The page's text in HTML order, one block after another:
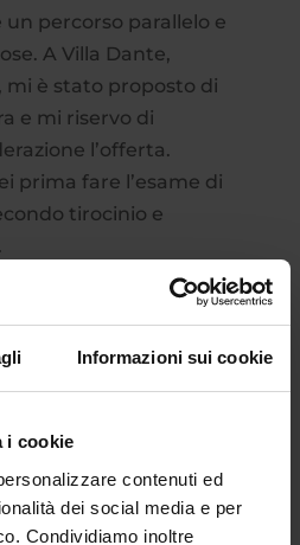
Informazioni sui cookie
i cookie
contenuti ed
dei social media e per
Condividiamo inoltre
un percorso parallelo e
A Villa Dante,
è stato proposto di
e mi riservo di
l’offerta.
prima fare l’esame di
tirocinio e
scelto
alla formazione
a mantenere viva in lui
di non mollare.
dell’ateneo, che